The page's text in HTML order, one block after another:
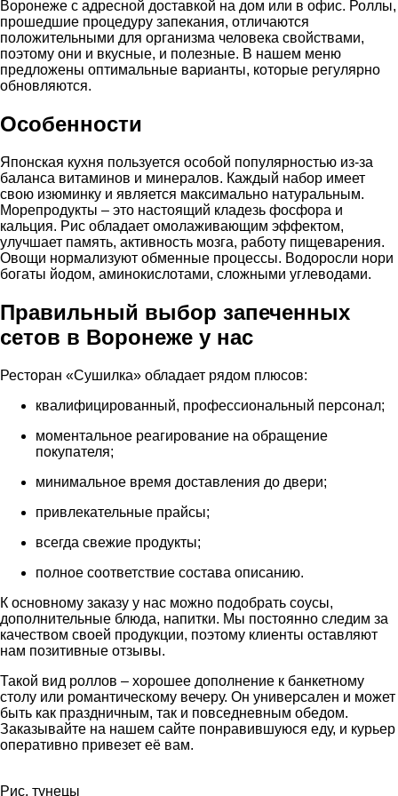
Воронеже с адресной доставкой на дом или в офис. Роллы,
прошедшие процедуру запекания, отличаются
положительными для организма человека свойствами,
поэтому они и вкусные, и полезные. В нашем меню
предложены оптимальные варианты, которые регулярно
обновляются.
Особенности
Японская кухня пользуется особой популярностью из-за
баланса витаминов и минералов. Каждый набор имеет
свою изюминку и является максимально натуральным.
Морепродукты – это настоящий кладезь фосфора и
кальция. Рис обладает омолаживающим эффектом,
улучшает память, активность мозга, работу пищеварения.
Овощи нормализуют обменные процессы. Водоросли нори
богаты йодом, аминокислотами, сложными углеводами.
Правильный выбор запеченных
сетов в Воронеже у нас
Ресторан «Сушилка» обладает рядом плюсов:
квалифицированный, профессиональный персонал;
моментальное реагирование на обращение
покупателя;
минимальное время доставления до двери;
привлекательные прайсы;
всегда свежие продукты;
полное соответствие состава описанию.
К основному заказу у нас можно подобрать соусы,
дополнительные блюда, напитки. Мы постоянно следим за
качеством своей продукции, поэтому клиенты оставляют
нам позитивные отзывы.
Такой вид роллов – хорошее дополнение к банкетному
столу или романтическому вечеру. Он универсален и может
быть как праздничным, так и повседневным обедом.
Заказывайте на нашем сайте понравившуюся еду, и курьер
оперативно привезет её вам.
Рис, тунецы